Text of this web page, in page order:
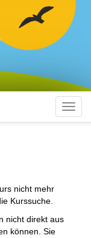
nicht mehr
Kurssuche.
nicht direkt aus
können. Sie